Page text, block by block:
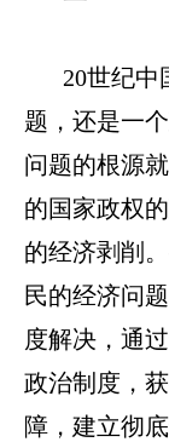
20世纪中
题，还是一
问题的根源
的国家政权
的经济剥削
民的经济问
度解决，通
政治制度，
障，建立彻